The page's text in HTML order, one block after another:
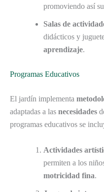
promoviendo así su
Salas de
didácticos y
aprendizaje.
Programas Educativos
El jardín implementa
adaptadas a las necesidades
programas educativos se
Actividades
permiten a los
motricidad fina.